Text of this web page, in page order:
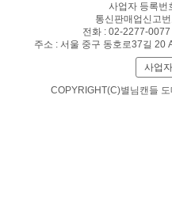
사업자 등록번
통신판매업신고
전화 : 02-2277-
주소 : 서울 중구 동호로37길 20
사업
COPYRIGHT(C)별님캔들